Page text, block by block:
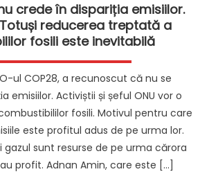
crede în dispariția emisiilor.
reducerea treptată a
fosili este inevitabilă
ul COP28, a recunoscut că nu se
emisiilor. Activiștii și șeful ONU vor o
fosili. Motivul pentru care
este profitul adus de pe urma lor.
gazul sunt resurse de pe urma cărora
profit. Adnan Amin, care este […]